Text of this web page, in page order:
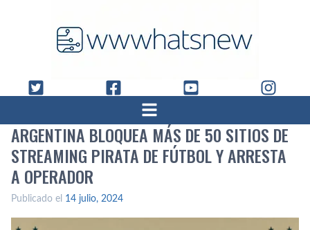
ARGENTINA BLOQUEA MÁS DE 50 SITIOS DE
STREAMING PIRATA DE FÚTBOL Y ARRESTA
A OPERADOR
Publicado el 14 julio, 2024